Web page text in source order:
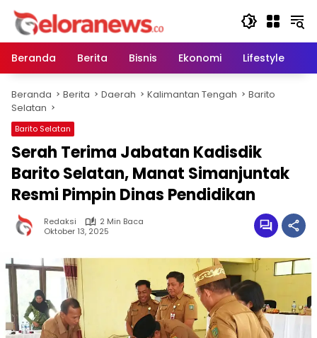
Langsung
konten
Beranda
Berita Bisnis Ekonomi Lifestyle
Beranda Berita Daerah Kalimantan Tengah
Barito
Selatan
Barito Selatan
Serah Terima Jabatan Kadisdik
Barito Selatan, Manat Simanjuntak
Resmi Pimpin Dinas Pendidikan
Redaksi
2 Min Baca
Oktober 13, 2025